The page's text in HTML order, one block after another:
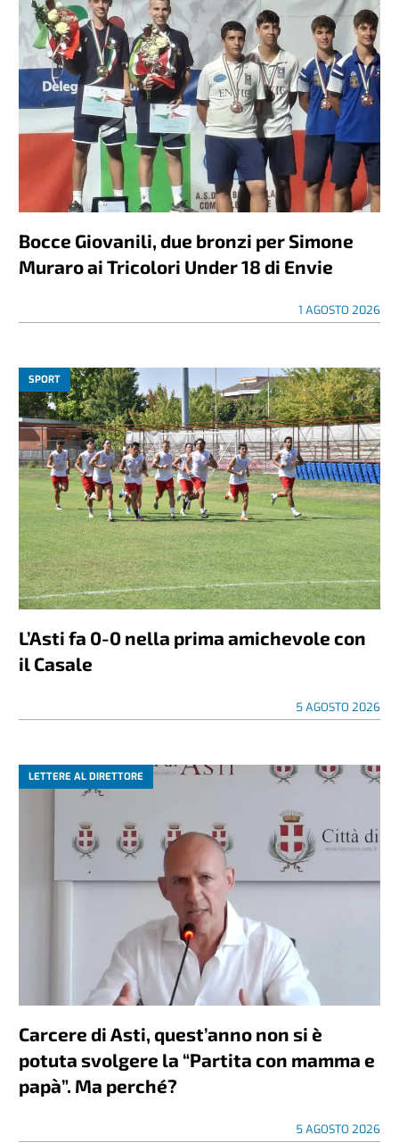
Bocce Giovanili, due bronzi per Simone
Muraro ai Tricolori Under 18 di Envie
1 AGOSTO 2026
SPORT
L’Asti fa 0-0 nella prima amichevole con
il Casale
5 AGOSTO 2026
LETTERE AL DIRETTORE
Carcere di Asti, quest’anno non si è
potuta svolgere la “Partita con mamma e
papà”. Ma perché?
5 AGOSTO 2026